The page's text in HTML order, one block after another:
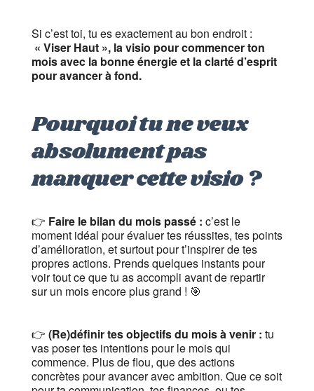
Si c’est toi, tu es exactement au bon endroit :
« Viser Haut », la visio pour commencer ton
mois avec la bonne énergie et la clarté d’esprit
pour avancer à fond.
Pourquoi tu ne veux
absolument pas
manquer cette visio ?
👉 Faire le bilan du mois passé : c’est le
moment idéal pour évaluer tes réussites, tes points
d’amélioration, et surtout pour t’inspirer de tes
propres actions. Prends quelques instants pour
voir tout ce que tu as accompli avant de repartir
sur un mois encore plus grand ! 🎯
👉 (Re)définir tes objectifs du mois à venir : tu
vas poser tes intentions pour le mois qui
commence. Plus de flou, que des actions
concrètes pour avancer avec ambition. Que ce soit